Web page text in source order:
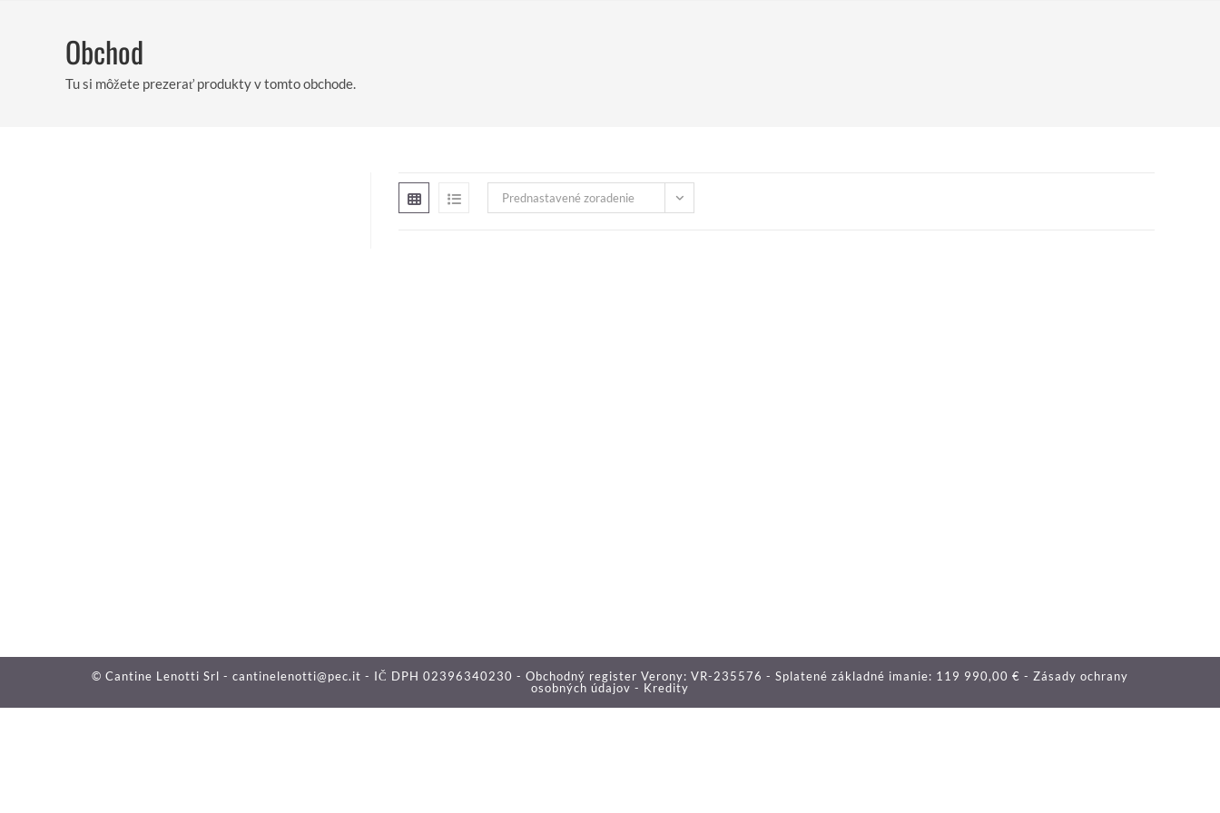
Obchod
Tu si môžete prezerať produkty v tomto obchode.
Prednastavené zoradenie
© Cantine Lenotti Srl - cantinelenotti@pec.it - IČ DPH 02396340230 - Obchodný register Verony: VR-235576 - Splatené základné imanie: 119 990,00 € - Zásady ochrany
osobných údajov - Kredity